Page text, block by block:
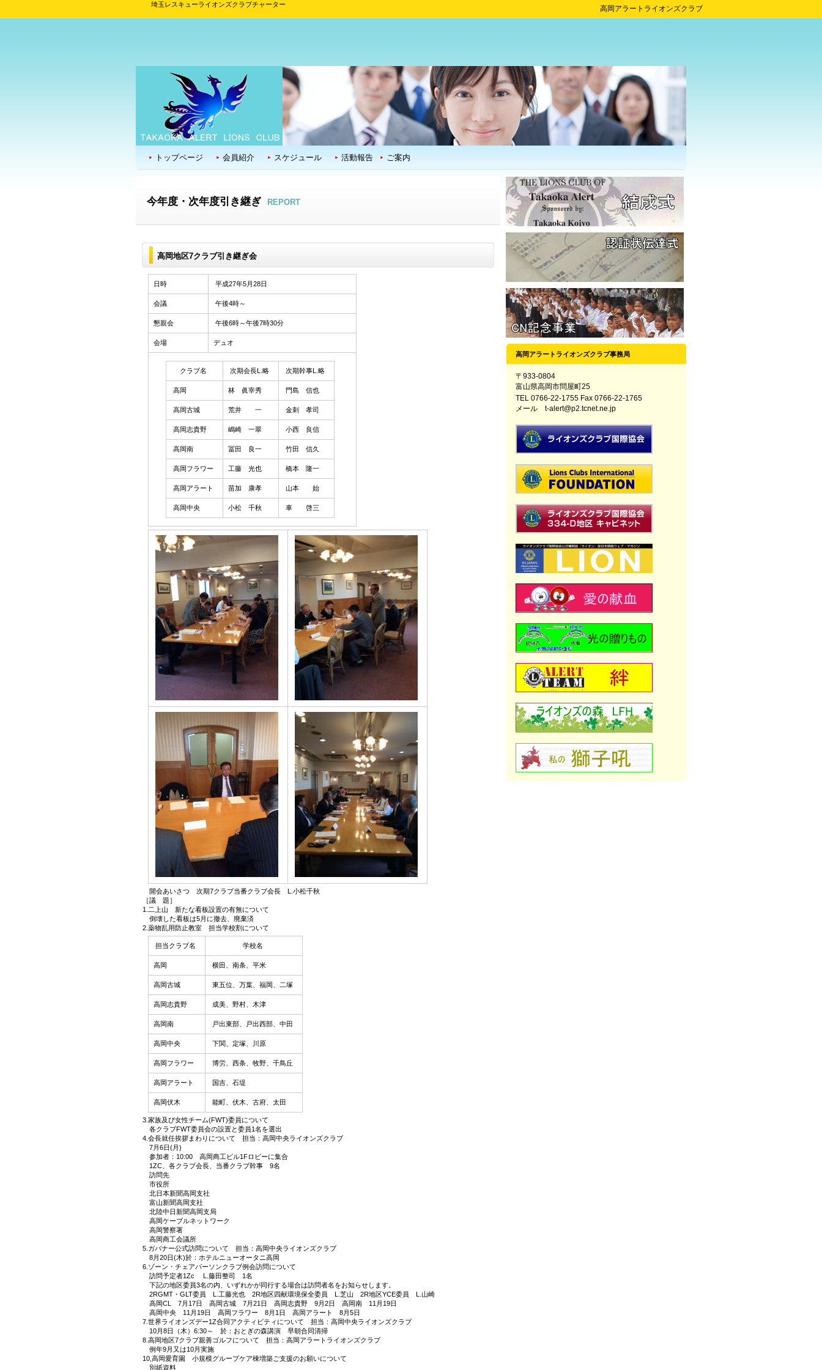
高岡アラートライオンズクラブ
埼玉レスキューライオンズクラブチャーター
今年度・次年度引き継ぎ REPORT
高岡地区7クラブ引き継ぎ会
日時 平成27年5月28日
会議 午後4時～
懇親会 午後6時～午後7時30分
会場 デュオ
クラブ名 次期会長L.略 次期幹事L.略
高岡 林 眞宰秀 門島 信也
高岡古城 荒井 一 金刺 孝司
高岡志貴野 嶋崎 一翠 小西 良信
高岡南 冨田 良一 竹田 信久
高岡フラワー 工藤 光也 橋本 隆一
高岡アラート 苗加 康孝 山本 始
高岡中央 小松 千秋 車 啓三
開会あいさつ 次期7クラブ当番クラブ会長 L.小松千秋
［議 題］
1.二上山 新たな看板設置の有無について
倒壊した看板は5月に撤去、廃棄済
2.薬物乱用防止教室 担当学校割について
担当クラブ名 学校名
高岡 横田、南条、平米
高岡古城 東五位、万葉、福岡、二塚
高岡志貴野 成美、野村、木津
高岡南 戸出東部、戸出西部、中田
高岡中央 下関、定塚、川原
高岡フラワー 博労、西条、牧野、千鳥丘
高岡アラート 国吉、石堤
高岡伏木 能町、伏木、古府、太田
3.家族及び女性チーム(FWT)委員について
各クラブFWT委員会の設置と委員1名を選出
4.会長就任挨拶まわりについて 担当：高岡中央ライオンズクラブ
7月6日(月)
参加者：10:00 高岡商工ビル1Fロビーに集合
1ZC、各クラブ会長、当番クラブ幹事 9名
訪問先
市役所
北日本新聞高岡支社
富山新聞高岡支社
北陸中日新聞高岡支局
高岡ケーブルネットワーク
高岡警察署
高岡商工会議所
5.ガバナー公式訪問について 担当：高岡中央ライオンズクラブ
8月20日(木)於：ホテルニューオータニ高岡
6.ゾーン・チェアパーソンクラブ例会訪問について
訪問予定者1Zc L.藤田整司 1名
下記の地区委員3名の内、いずれかが同行する場合は訪問者名をお知らせします。
2RGMT・GLT委員 L.工藤光也 2R地区四献環境保全委員 L.芝山 2R地区YCE委員 L.山崎
高岡CL 7月17日 高岡古城 7月21日 高岡志貴野 9月2日 高岡南 11月19日
高岡中央 11月19日 高岡フラワー 8月1日 高岡アラート 8月5日
7.世界ライオンズデー1Z合同アクティビティについて 担当：高岡中央ライオンズクラブ
10月8日（木）6:30～ 於：おとぎの森講演 早朝合同清掃
8.高岡地区7クラブ親善ゴルフについて 担当：高岡アラートライオンズクラブ
例年9月又は10月実施
10,高岡愛育園 小規模グループケア棟増築ご支援のお願いについて
別紙資料
トップページ 会員紹介 スケジュール 活動報告 ご案内
高岡アラートライオンズクラブ事務局
〒933-0804
富山県高岡市問屋町25
TEL 0766-22-1755 Fax 0766-22-1765
メール t-alert@p2.tcnet.ne.jp